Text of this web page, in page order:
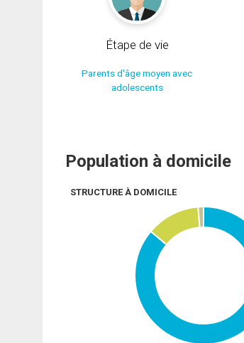
Étape de vie
Parents d'âge moyen avec
adolescents
Population à domicile
STRUCTURE À DOMICILE